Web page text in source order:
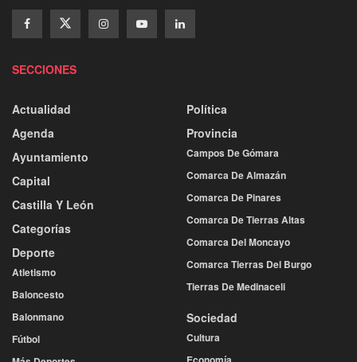
SECCIONES
Actualidad
Agenda
Ayuntamiento
Capital
Castilla Y León
Categorías
Deporte
Atletismo
Baloncesto
Balonmano
Fútbol
Política
Provincia
Campos De Gómara
Comarca De Almazán
Comarca De Pinares
Comarca De Tierras Altas
Comarca Del Moncayo
Comarca Tierras Del Burgo
Tierras De Medinaceli
Sociedad
Cultura